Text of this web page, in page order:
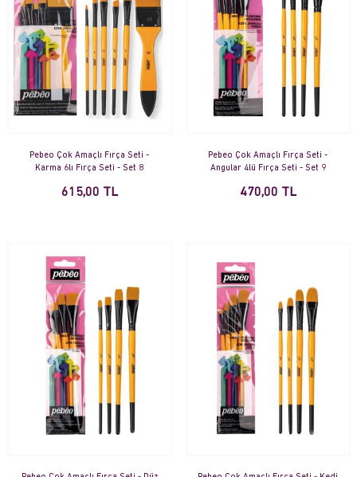
Pebeo Çok Amaçlı Fırça Seti -
Karma 6lı Fırça Seti - Set 8
615,00 TL
Pebeo Çok Amaçlı Fırça Seti -
Angular 4lü Fırça Seti - Set 9
470,00 TL